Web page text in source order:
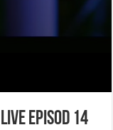
Episod 14